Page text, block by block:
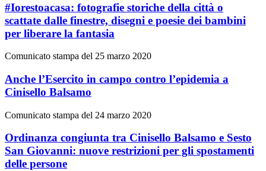
#Iorestoacasa: fotografie storiche della città o
scattate dalle finestre, disegni e poesie dei bambini
per liberare la fantasia
Comunicato stampa del 25 marzo 2020
Anche l’Esercito in campo contro l’epidemia a
Cinisello Balsamo
Comunicato stampa del 24 marzo 2020
Ordinanza congiunta tra Cinisello Balsamo e Sesto
San Giovanni: nuove restrizioni per gli spostamenti
delle persone